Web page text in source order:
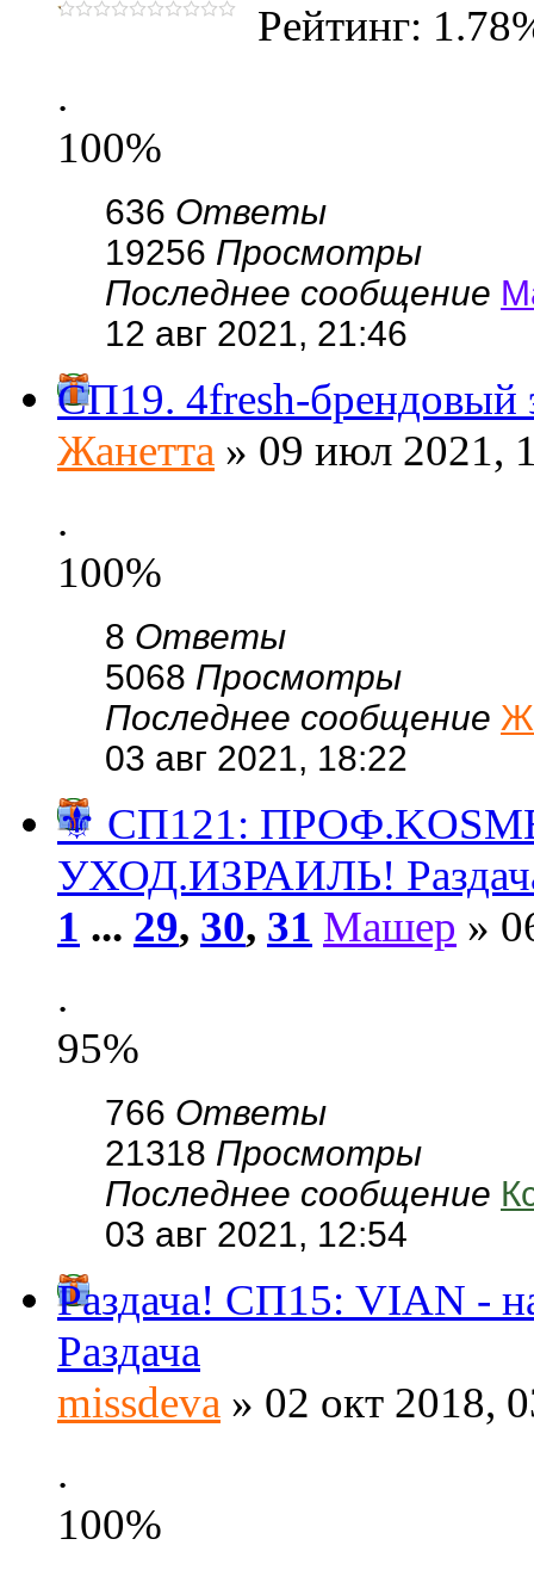
Рейтинг:
.
100%
636 Ответы
19256 Просмотры
Последнее сообщение
12 авг 2021, 21:46
СП19. 4fresh-брендовый
Жанетта » 09 июл 2021,
.
100%
8 Ответы
5068 Просмотры
Последнее сообщение
03 авг 2021, 18:22
⚜️ СП121:
УХОД.ИЗРАИЛЬ!
1 ... 29, 30, 31 Машер »
.
95%
766 Ответы
21318 Просмотры
Последнее сообщение
03 авг 2021, 12:54
Раздача! СП15: VIAN -
Раздача
missdeva » 02 окт 2018,
.
100%